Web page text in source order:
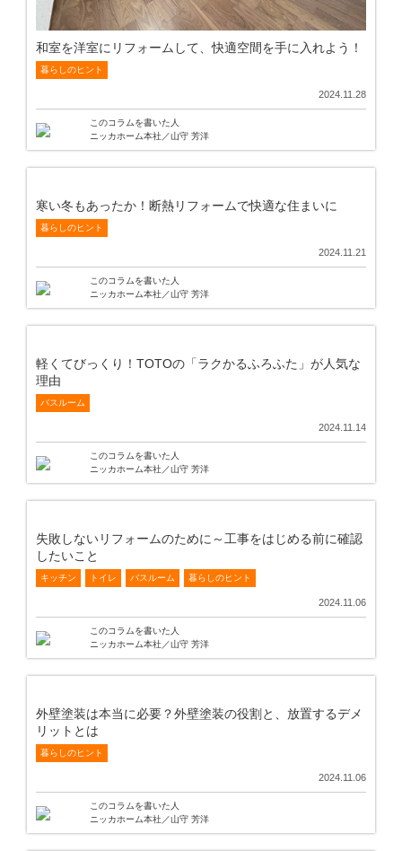
和室を洋室にリフォームして、快適空間を手に入れよう！
暮らしのヒント
2024.11.28
このコラムを書いた人
ニッカホーム本社／山守 芳洋
寒い冬もあったか！断熱リフォームで快適な住まいに
暮らしのヒント
2024.11.21
このコラムを書いた人
ニッカホーム本社／山守 芳洋
軽くてびっくり！TOTOの「ラクかるふろふた」が人気な
理由
バスルーム
2024.11.14
このコラムを書いた人
ニッカホーム本社／山守 芳洋
失敗しないリフォームのために～工事をはじめる前に確認
したいこと
キッチン トイレ バスルーム 暮らしのヒント
2024.11.06
このコラムを書いた人
ニッカホーム本社／山守 芳洋
外壁塗装は本当に必要？外壁塗装の役割と、放置するデメ
リットとは
暮らしのヒント
2024.11.06
このコラムを書いた人
ニッカホーム本社／山守 芳洋